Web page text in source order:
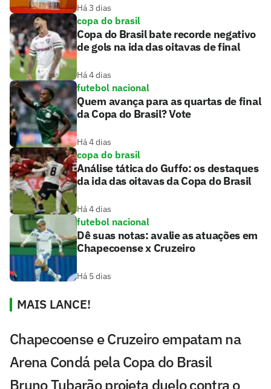
Há 3 dias
copa do brasil
Copa do Brasil bate recorde negativo
de gols na ida das oitavas de final
Há 4 dias
futebol nacional
Quem avança para as quartas de final
da Copa do Brasil? Vote
Há 4 dias
copa do brasil
Análise tática do Guffo: os destaques
da ida das oitavas da Copa do Brasil
Há 4 dias
futebol nacional
Dê suas notas: avalie as atuações em
Chapecoense x Cruzeiro
Há 5 dias
MAIS LANCE!
Chapecoense e Cruzeiro empatam na
Arena Condá pela Copa do Brasil
Bruno Tubarão projeta duelo contra o